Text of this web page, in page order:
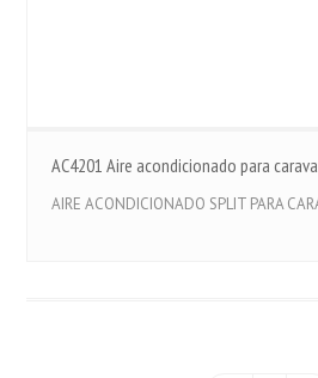
AC4201 Aire acondicionado para
AIRE ACONDICIONADO SPLIT PARA